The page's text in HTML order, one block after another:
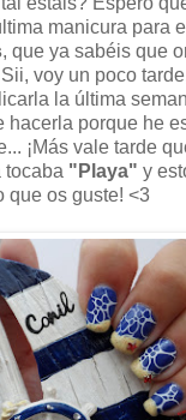
manicura para el
, que ya sabéis que
voy un poco
la última
hacerla porque he
¡Más vale tarde
tocaba "Playa" y
que os guste! <3